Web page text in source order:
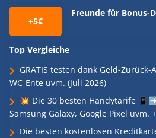
+5€
Freunde für Bonus-
Top Vergleiche
GRATIS testen dank Geld-Zurück-
WC-Ente uvm. (Juli 2026)
💥 Die 30 besten Handytarife
Samsung Galaxy, Google Pixel uvm.
Die besten kostenlosen